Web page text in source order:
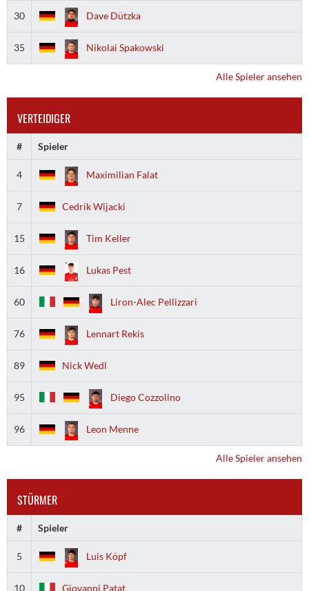
30 Dave Dützka
35 Nikolai Spakowski
Alle Spieler ansehen
VERTEIDIGER
# Spieler
4 Maximilian Falat
7 Cedrik Wijacki
15 Tim Keller
16 Lukas Pest
60 Liron-Alec Pellizzari
76 Lennart Rekis
89 Nick Wedl
95 Diego Cozzolino
96 Leon Menne
Alle Spieler ansehen
STÜRMER
# Spieler
5 Luis Köpf
10 Giovanni Patat